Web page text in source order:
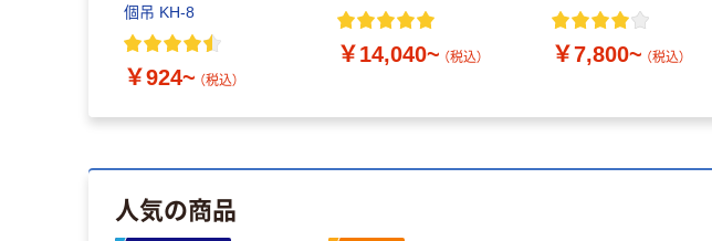
個吊 KH-8
￥924~ （税込）
￥14,040~ （税込） ￥7,800~ （税込）
人気の商品